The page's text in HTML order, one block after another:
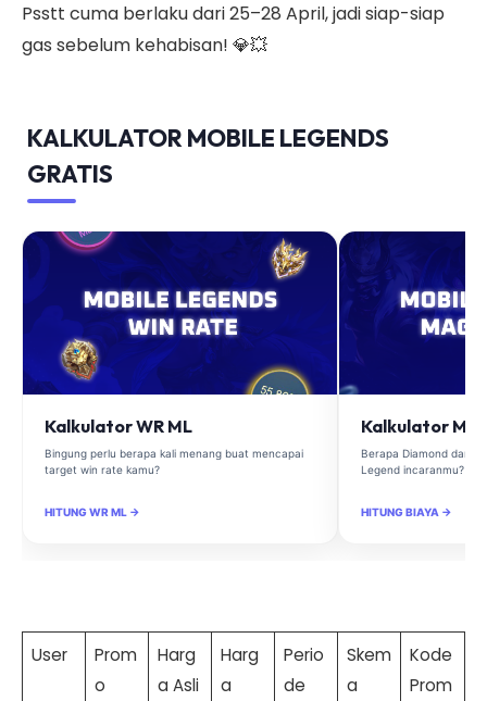
Psstt cuma berlaku dari 25–28 April, jadi siap-siap
gas sebelum kehabisan! 💎💥
KALKULATOR MOBILE LEGENDS
GRATIS
Kalkulator WR ML
Bingung perlu berapa kali menang buat mencapai
target win rate kamu?
HITUNG WR ML →
Kalkulator
Berapa Diamond dan
Legend incaranmu?
HITUNG BIAYA →
User
Prom
o
Harg
a Asli
Harg
a
Perio
de
Skem
a
Kode
Prom